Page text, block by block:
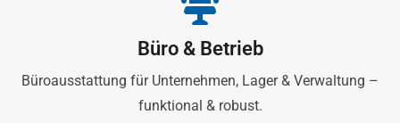
Büro & Betrieb
Büroausstattung für Unternehmen, Lager & Verwaltung –
funktional & robust.